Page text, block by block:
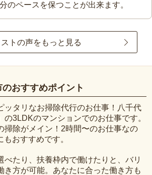
のペースを保つことが出来ます。
トの声をもっと見る
おすすめポイント
ッタリなお掃除代行のお仕事！八千代
の3LDKのマンションでのお仕事です。
掃除がメイン！2時間〜のお仕事なの
おすすめです。
べたり、扶養枠内で働けたりと、バリ
き方が可能。あなたに合った働き方も